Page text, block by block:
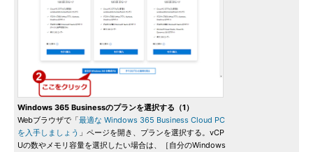
Windows 365 Businessのプランを選択する（1）
Webブラウザで「最適な Windows 365 Business Cloud PC
を入手しましょう 」ページを開き、プランを選択する。vCP
Uの数やメモリ容量を選択したい場合は、［自分のWindows